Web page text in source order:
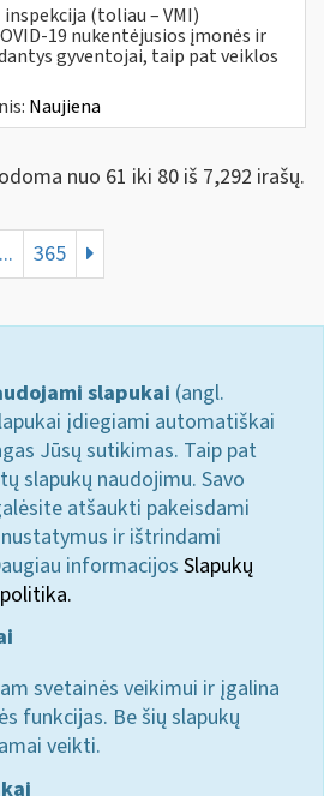
inspekcija (toliau – VMI)
19 nukentėjusios įmonės ir
gyventojai, taip pat veiklos
Naujiena
nuo 61 iki 80 iš 7,292 irašų.
... 365
slapukai (angl.
įdiegiami automatiškai
Jūsų sutikimas. Taip pat
slapukų naudojimu. Savo
atšaukti pakeisdami
ir ištrindami
informacijos Slapukų
svetainės veikimui ir įgalina
funkcijas. Be šių slapukų
veikti.